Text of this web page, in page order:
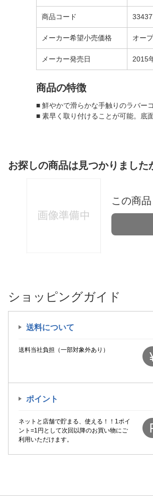
商品コード
メーカー希望小売価格 オー
メーカー発売日 2015
商品の特徴
■ 鮮やかで滑らかな手触りのラバー
■ 素早く取り付けることが可能。底
お探しの商品は見つかりました
この商
ショッピングガイド
送料について
送料当社負担（一部対象外あり）
ポイント
ネットと店舗で貯まる、使える！！1ポイ
ント=1円として次回以降のお買い物にご
利用いただけます。